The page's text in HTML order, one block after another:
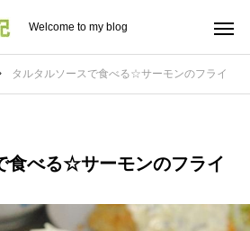
Welcome to my blog
タルタルソースで食べる☆サーモンのフライ
食べる☆サーモンのフライ